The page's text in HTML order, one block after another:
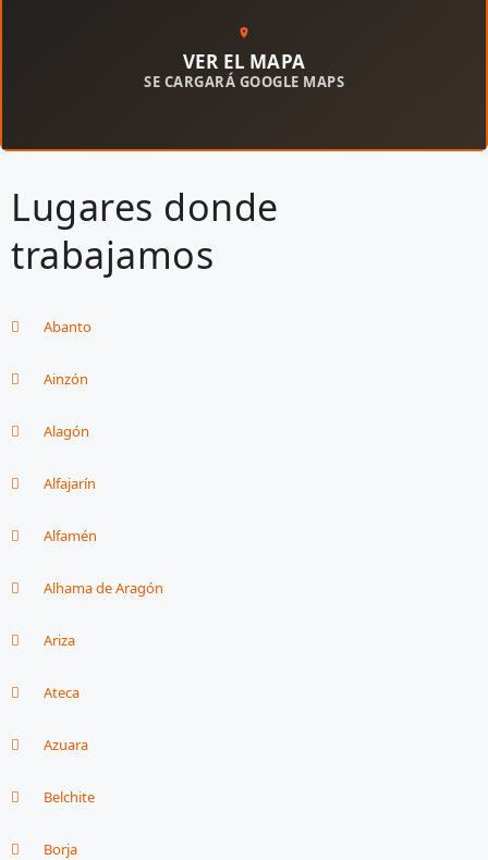
VER EL MAPA
SE CARGARÁ GOOGLE MAPS
Lugares donde
trabajamos
Abanto
Ainzón
Alagón
Alfajarín
Alfamén
Alhama de Aragón
Ariza
Ateca
Azuara
Belchite
Borja